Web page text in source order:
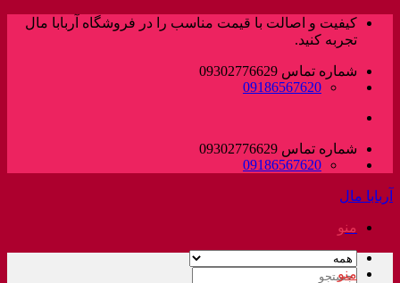
پرش
کیفیت و اصالت با قیمت مناسب را در فروشگاه آربابا مال
تجربه کنید.
شماره تماس 09302776629
09186567620
شماره تماس 09302776629
09186567620
آربابا مال
منو
جستجو
منو